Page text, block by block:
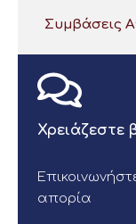
Συμβάσεις
Χρειάζεστε
απορία